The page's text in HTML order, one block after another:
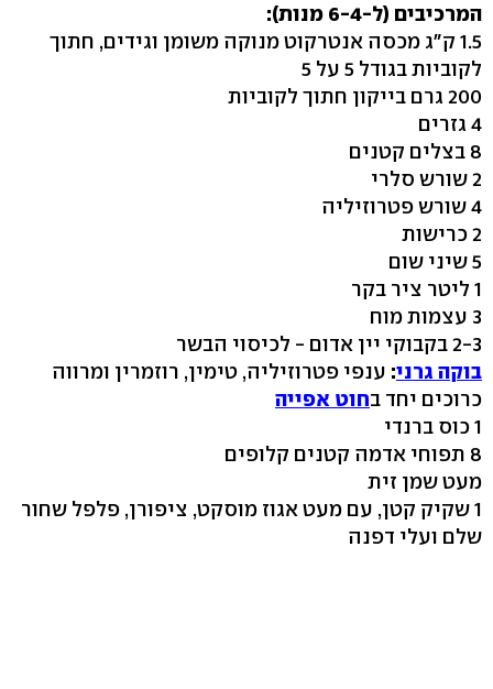
המרכיבים (ל-6-4 מנות):
1.5 ק"ג מכסה אנטרקוט מנוקה משומן וגידים, חתוך
לקוביות בגודל 5 על 5
200 גרם בייקון חתוך לקוביות
4 גזרים
8 בצלים קטנים
2 שורש סלרי
4 שורש פטרוזיליה
2 כרישות
5 שיני שום
1 ליטר ציר בקר
3 עצמות מוח
2-3 בקבוקי יין אדום - לכיסוי הבשר
בוקה גרני: ענפי פטרוזיליה, טימין, רוזמרין ומרווה
כרוכים יחד בחוט אפייה
1 כוס ברנדי
8 תפוחי אדמה קטנים קלופים
מעט שמן זית
1 שקיק קטן, עם מעט אגוז מוסקט, ציפורן, פלפל שחור
שלם ועלי דפנה